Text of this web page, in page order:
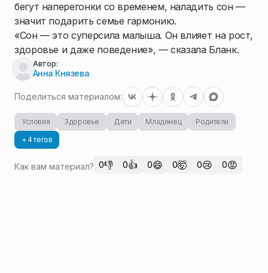
бегут наперегонки со временем, наладить сон —
значит подарить семье гармонию.
«Сон — это суперсила малыша. Он влияет на рост,
здоровье и даже поведение», — сказала Бланк.
Автор:
Анна Князева
Поделиться материалом:
Условия Здоровье Дети Младенец
Родители
+ 4 тегов
Как вам материал? 0👎 0👍 0😄 0🤯 0😢 0😡